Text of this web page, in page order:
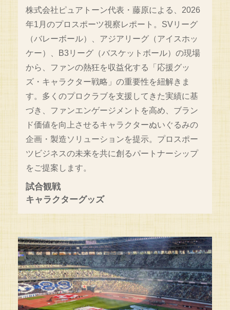
株式会社ピュアトーン代表・藤原による、2026
年1月のプロスポーツ視察レポート。SVリーグ
（バレーボール）、アジアリーグ（アイスホッ
ケー）、B3リーグ（バスケットボール）の現場
から、ファンの熱狂を収益化する「応援グッ
ズ・キャラクター戦略」の重要性を紐解きま
す。多くのプロクラブを支援してきた実績に基
づき、ファンエンゲージメントを高め、ブラン
ド価値を向上させるキャラクターぬいぐるみの
企画・製造ソリューションを提示。プロスポー
ツビジネスの未来を共に創るパートナーシップ
をご提案します。
試合観戦
キャラクターグッズ